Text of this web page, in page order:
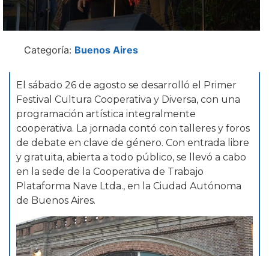
Categoría: Buenos Aires
El sábado 26 de agosto se desarrolló el Primer
Festival Cultura Cooperativa y Diversa, con una
programación artística integralmente
cooperativa. La jornada contó con talleres y foros
de debate en clave de género. Con entrada libre
y gratuita, abierta a todo público, se llevó a cabo
en la sede de la Cooperativa de Trabajo
Plataforma Nave Ltda., en la Ciudad Autónoma
de Buenos Aires.